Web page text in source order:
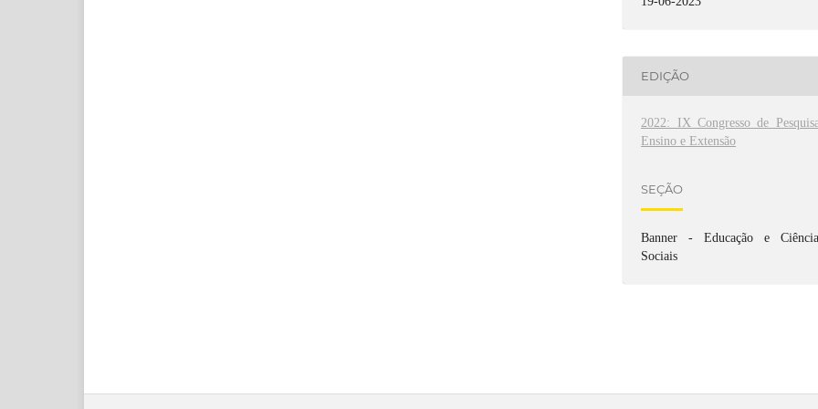
EDIÇÃO
2022: IX Congresso de
Ensino e Extensão
SEÇÃO
Banner - Educação e
Sociais